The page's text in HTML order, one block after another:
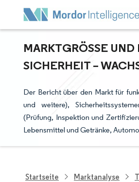
MARKTGRÖSSE UND
ICHERHEIT –
Der Bericht über den Markt für
und weitere),
(Prüfung, Inspektion und
Lebensmittel und Getränke,
Startseite Marktanalyse